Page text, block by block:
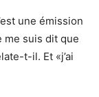
une émission
me suis dit que
t-il. Et «j’ai